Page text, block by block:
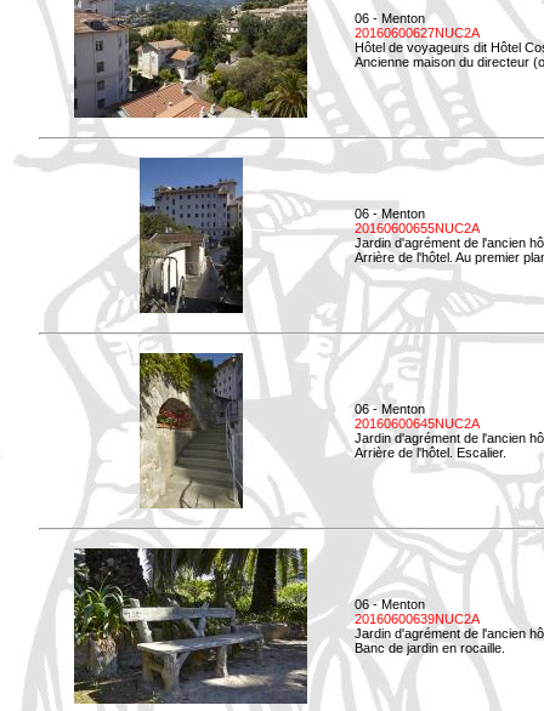
06 - Menton
20160600627NUC2A
Hôtel de voyageurs dit Hôtel
Ancienne maison du directeur
06 - Menton
20160600655NUC2A
Jardin d'agrément de l'ancien
Arrière de l'hôtel. Au premier
06 - Menton
20160600645NUC2A
Jardin d'agrément de l'ancien
Arrière de l'hôtel. Escalier.
06 - Menton
20160600639NUC2A
Jardin d'agrément de l'ancien
Banc de jardin en rocaille.